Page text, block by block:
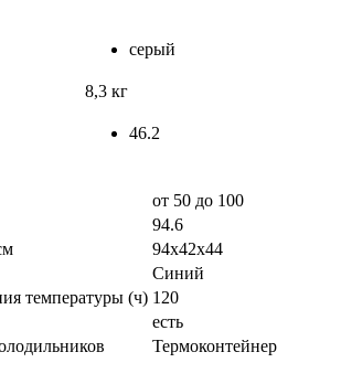
серый
8,3 кг
46.2
от 50 до 100
94.6
94х42х44
Синий
температуры (ч) 120
есть
Термоконтейнер